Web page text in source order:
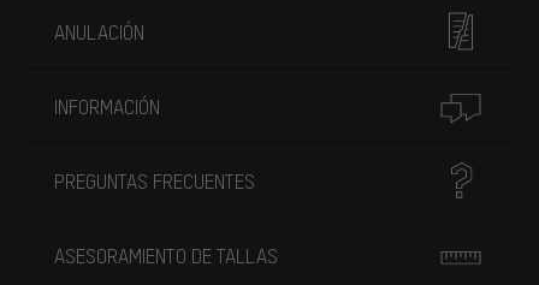
ANULACIÓN
INFORMACIÓN
PREGUNTAS FRECUENTES
ASESORAMIENTO DE TALLAS